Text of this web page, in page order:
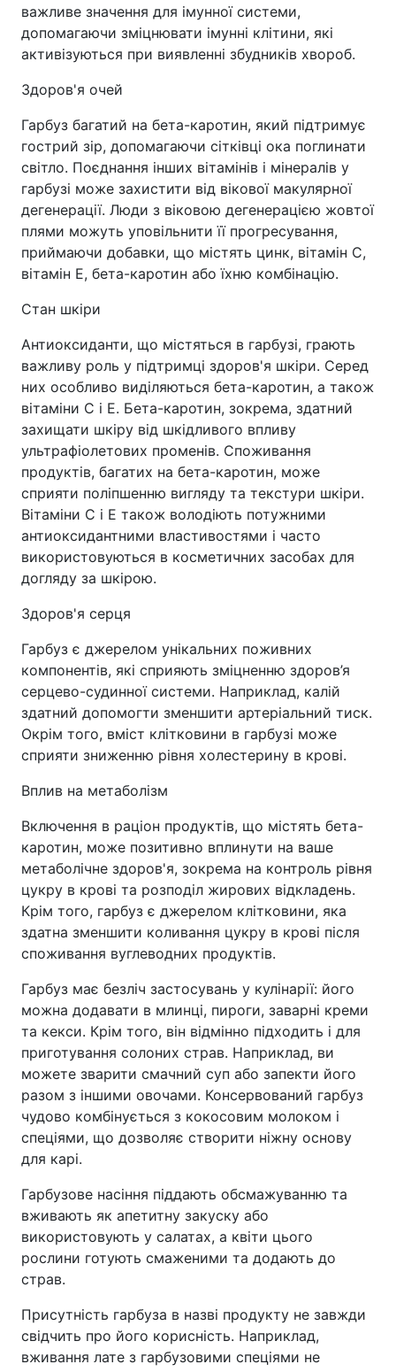
важливе значення для імунної системи,
допомагаючи зміцнювати імунні клітини, які
активізуються при виявленні збудників хвороб.
Здоров'я очей
Гарбуз багатий на бета-каротин, який підтримує
гострий зір, допомагаючи сітківці ока поглинати
світло. Поєднання інших вітамінів і мінералів у
гарбузі може захистити від вікової макулярної
дегенерації. Люди з віковою дегенерацією жовтої
плями можуть уповільнити її прогресування,
приймаючи добавки, що містять цинк, вітамін С,
вітамін Е, бета-каротин або їхню комбінацію.
Стан шкіри
Антиоксиданти, що містяться в гарбузі, грають
важливу роль у підтримці здоров'я шкіри. Серед
них особливо виділяються бета-каротин, а також
вітаміни С і Е. Бета-каротин, зокрема, здатний
захищати шкіру від шкідливого впливу
ультрафіолетових променів. Споживання
продуктів, багатих на бета-каротин, може
сприяти поліпшенню вигляду та текстури шкіри.
Вітаміни С і Е також володіють потужними
антиоксидантними властивостями і часто
використовуються в косметичних засобах для
догляду за шкірою.
Здоров'я серця
Гарбуз є джерелом унікальних поживних
компонентів, які сприяють зміцненню здоров’я
серцево-судинної системи. Наприклад, калій
здатний допомогти зменшити артеріальний тиск.
Окрім того, вміст клітковини в гарбузі може
сприяти зниженню рівня холестерину в крові.
Вплив на метаболізм
Включення в раціон продуктів, що містять бета-
каротин, може позитивно вплинути на ваше
метаболічне здоров'я, зокрема на контроль рівня
цукру в крові та розподіл жирових відкладень.
Крім того, гарбуз є джерелом клітковини, яка
здатна зменшити коливання цукру в крові після
споживання вуглеводних продуктів.
Гарбуз має безліч застосувань у кулінарії: його
можна додавати в млинці, пироги, заварні креми
та кекси. Крім того, він відмінно підходить і для
приготування солоних страв. Наприклад, ви
можете зварити смачний суп або запекти його
разом з іншими овочами. Консервований гарбуз
чудово комбінується з кокосовим молоком і
спеціями, що дозволяє створити ніжну основу
для карі.
Гарбузове насіння піддають обсмажуванню та
вживають як апетитну закуску або
використовують у салатах, а квіти цього
рослини готують смаженими та додають до
страв.
Присутність гарбуза в назві продукту не завжди
свідчить про його корисність. Наприклад,
вживання лате з гарбузовими спеціями не